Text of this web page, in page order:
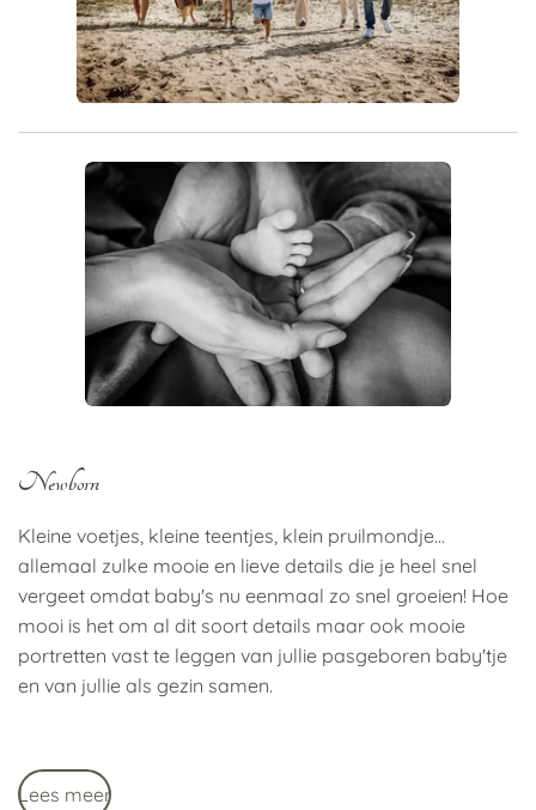
Newborn
Kleine voetjes, kleine teentjes, klein pruilmondje...
allemaal zulke mooie en lieve details die je heel snel
vergeet omdat baby's nu eenmaal zo snel groeien! Hoe
mooi is het om al dit soort details maar ook mooie
portretten vast te leggen van jullie pasgeboren baby'tje
en van jullie als gezin samen.
Lees meer